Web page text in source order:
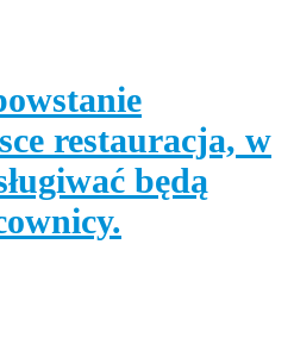
restauracja, w
będą